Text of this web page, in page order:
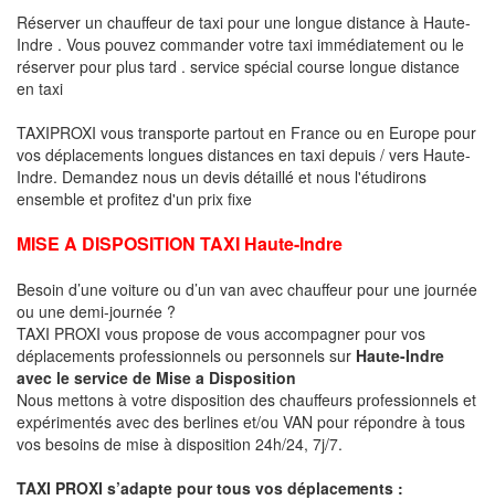
Réserver un chauffeur de taxi pour une longue distance à Haute-
Indre . Vous pouvez commander votre taxi immédiatement ou le
réserver pour plus tard . service spécial course longue distance
en taxi
TAXIPROXI vous transporte partout en France ou en Europe pour
vos déplacements longues distances en taxi depuis / vers Haute-
Indre. Demandez nous un devis détaillé et nous l'étudirons
ensemble et profitez d'un prix fixe
MISE A DISPOSITION TAXI Haute-Indre
Besoin d’une voiture ou d’un van avec chauffeur pour une journée
ou une demi-journée ?
TAXI PROXI vous propose de vous accompagner pour vos
déplacements professionnels ou personnels sur Haute-Indre
avec le service de Mise a Disposition
Nous mettons à votre disposition des chauffeurs professionnels et
expérimentés avec des berlines et/ou VAN pour répondre à tous
vos besoins de mise à disposition 24h/24, 7j/7.
TAXI PROXI s’adapte pour tous vos déplacements :